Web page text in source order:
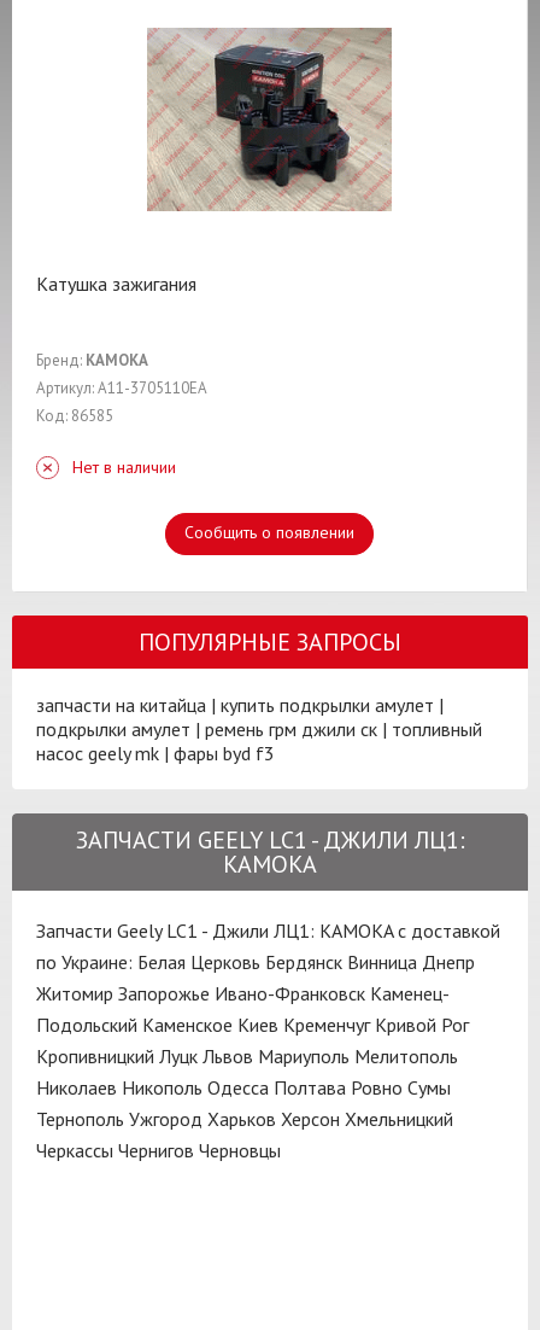
Катушка зажигания
Бренд: KAMOKA
Артикул: A11-3705110EA
Код: 86585
Нет в наличии
Сообщить о появлении
ПОПУЛЯРНЫЕ ЗАПРОСЫ
запчасти на китайца | купить подкрылки амулет |
подкрылки амулет | ремень грм джили ск | топливный
насос geely mk | фары byd f3
ЗАПЧАСТИ GEELY LC1 - ДЖИЛИ ЛЦ1:
KAMOKA
Запчасти Geely LC1 - Джили ЛЦ1: KAMOKA с доставкой
по Украине: Белая Церковь Бердянск Винница Днепр
Житомир Запорожье Ивано-Франковск Каменец-
Подольский Каменское Киев Кременчуг Кривой Рог
Кропивницкий Луцк Львов Мариуполь Мелитополь
Николаев Никополь Одесса Полтава Ровно Сумы
Тернополь Ужгород Харьков Херсон Хмельницкий
Черкассы Чернигов Черновцы